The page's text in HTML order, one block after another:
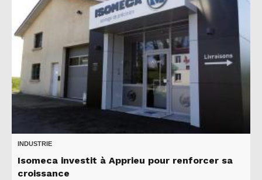
INDUSTRIE
Isomeca investit à Apprieu pour renforcer sa
croissance